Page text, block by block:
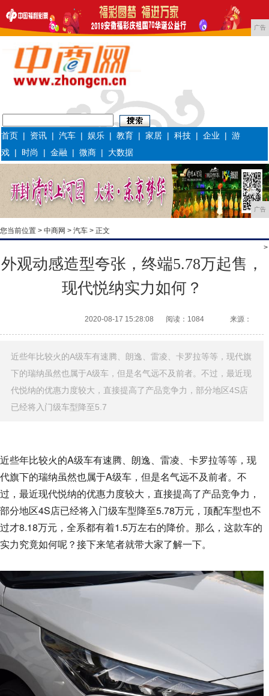
广告
首页 | 资讯 |汽车 |娱乐 |教育 |家居 |科技 |企业 |游
戏 | 时尚 |金融 |微商 | 大数据
广告
您当前位置 > 中商网 > 汽车 > 正文
>
外观动感造型夸张，终端5.78万起售，
现代悦纳实力如何？
2020-08-17 15:28:08 阅读：1084 来源：
近些年比较火的A级车有速腾、朗逸、雷凌、卡罗拉等等，现代旗
下的瑞纳虽然也属于A级车，但是名气远不及前者。不过，最近现
代悦纳的优惠力度较大，直接提高了产品竞争力，部分地区4S店
已经将入门级车型降至5.7
近些年比较火的A级车有速腾、朗逸、雷凌、卡罗拉等等，现
代旗下的瑞纳虽然也属于A级车，但是名气远不及前者。不
过，最近现代悦纳的优惠力度较大，直接提高了产品竞争力，
部分地区4S店已经将入门级车型降至5.78万元，顶配车型也不
过才8.18万元，全系都有着1.5万左右的降价。那么，这款车的
实力究竟如何呢？接下来笔者就带大家了解一下。